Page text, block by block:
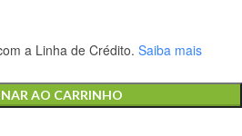
a Linha de Crédito. Saiba mais
AO CARRINHO